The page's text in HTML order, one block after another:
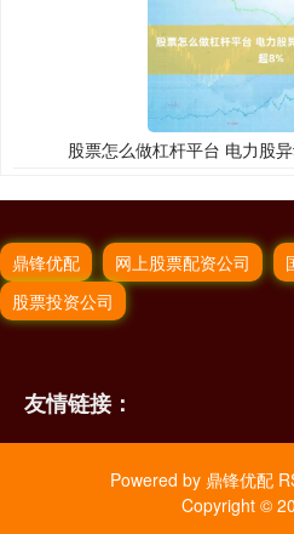
股票怎么做杠杆平台 电力股
鼎锋优配 网上股票配资公司
股票投资公司
友情链接：
Powered by 鼎锋优配
Copyright ©